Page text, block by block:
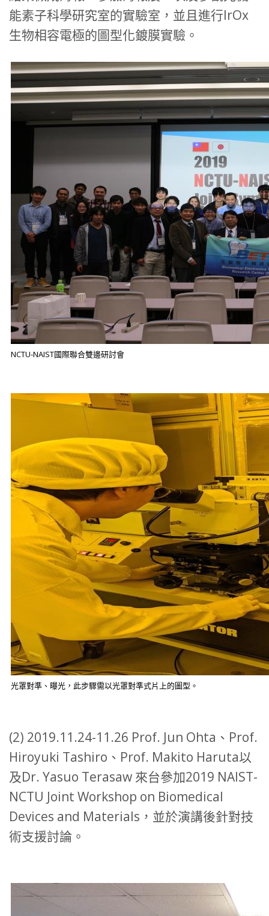
能素子科學研究室的實驗室，並且進行IrOx
生物相容電極的圖型化鍍膜實驗。
NCTU-NAIST國際聯合雙邊研討會
光罩對準、曝光，此步驟需以光罩對準式片上的圖型。
(2) 2019.11.24-11.26 Prof. Jun Ohta、Prof.
Hiroyuki Tashiro、Prof. Makito Haruta以
及Dr. Yasuo Terasaw 來台參加2019 NAIST-
NCTU Joint Workshop on Biomedical
Devices and Materials，並於演講後針對技
術支援討論。